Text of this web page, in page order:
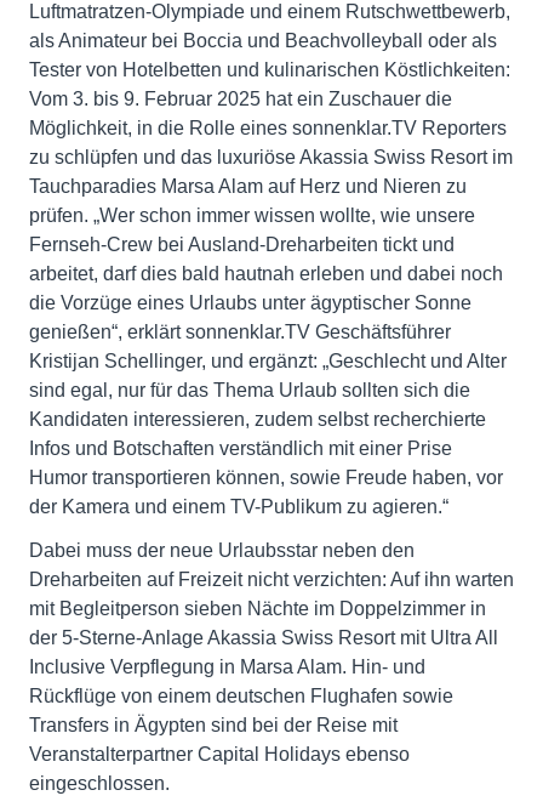
Luftmatratzen-Olympiade und einem Rutschwettbewerb,
als Animateur bei Boccia und Beachvolleyball oder als
Tester von Hotelbetten und kulinarischen Köstlichkeiten:
Vom 3. bis 9. Februar 2025 hat ein Zuschauer die
Möglichkeit, in die Rolle eines sonnenklar.TV Reporters
zu schlüpfen und das luxuriöse Akassia Swiss Resort im
Tauchparadies Marsa Alam auf Herz und Nieren zu
prüfen. „Wer schon immer wissen wollte, wie unsere
Fernseh-Crew bei Ausland-Dreharbeiten tickt und
arbeitet, darf dies bald hautnah erleben und dabei noch
die Vorzüge eines Urlaubs unter ägyptischer Sonne
genießen“, erklärt sonnenklar.TV Geschäftsführer
Kristijan Schellinger, und ergänzt: „Geschlecht und Alter
sind egal, nur für das Thema Urlaub sollten sich die
Kandidaten interessieren, zudem selbst recherchierte
Infos und Botschaften verständlich mit einer Prise
Humor transportieren können, sowie Freude haben, vor
der Kamera und einem TV-Publikum zu agieren.“
Dabei muss der neue Urlaubsstar neben den
Dreharbeiten auf Freizeit nicht verzichten: Auf ihn warten
mit Begleitperson sieben Nächte im Doppelzimmer in
der 5-Sterne-Anlage Akassia Swiss Resort mit Ultra All
Inclusive Verpflegung in Marsa Alam. Hin- und
Rückflüge von einem deutschen Flughafen sowie
Transfers in Ägypten sind bei der Reise mit
Veranstalterpartner Capital Holidays ebenso
eingeschlossen.